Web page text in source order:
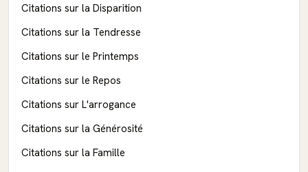
Citations sur la Disparition
Citations sur la Tendresse
Citations sur le Printemps
Citations sur le Repos
Citations sur L'arrogance
Citations sur la Générosité
Citations sur la Famille